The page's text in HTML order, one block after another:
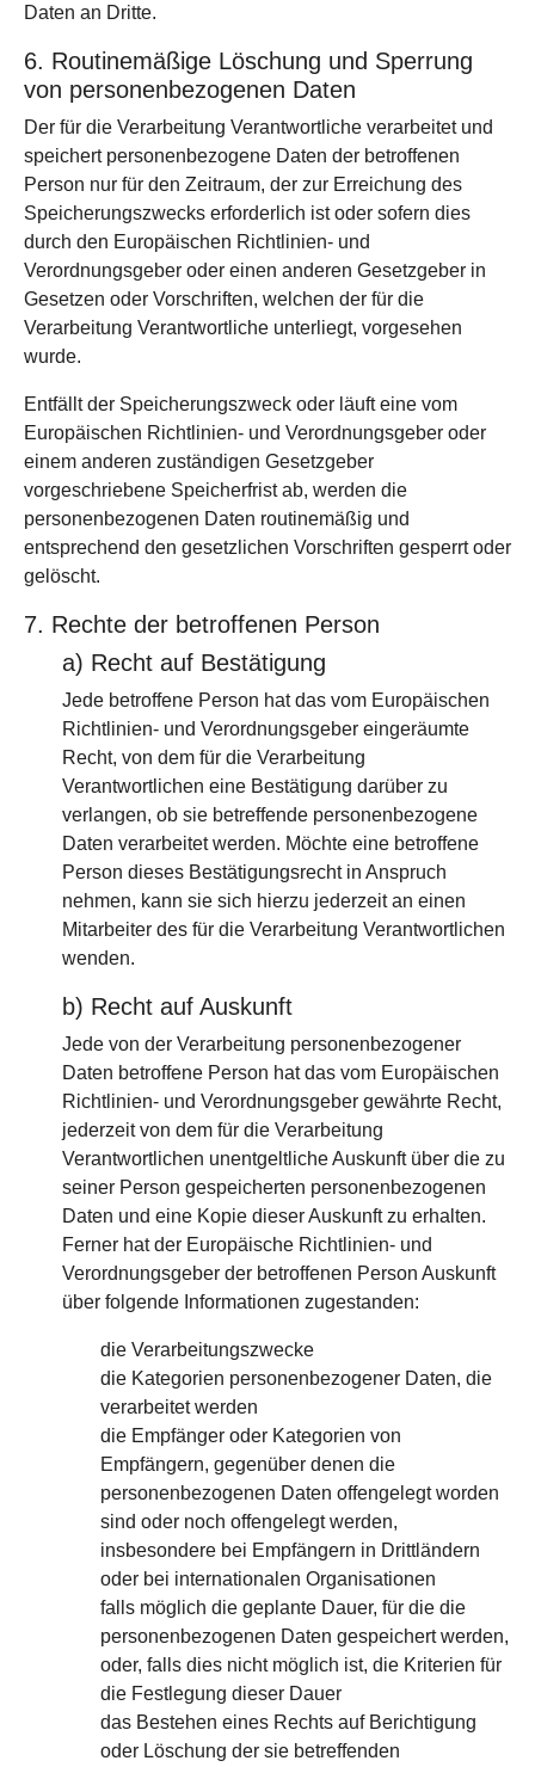
Daten an Dritte.
6. Routinemäßige Löschung und Sperrung
von personenbezogenen Daten
Der für die Verarbeitung Verantwortliche verarbeitet und
speichert personenbezogene Daten der betroffenen
Person nur für den Zeitraum, der zur Erreichung des
Speicherungszwecks erforderlich ist oder sofern dies
durch den Europäischen Richtlinien- und
Verordnungsgeber oder einen anderen Gesetzgeber in
Gesetzen oder Vorschriften, welchen der für die
Verarbeitung Verantwortliche unterliegt, vorgesehen
wurde.
Entfällt der Speicherungszweck oder läuft eine vom
Europäischen Richtlinien- und Verordnungsgeber oder
einem anderen zuständigen Gesetzgeber
vorgeschriebene Speicherfrist ab, werden die
personenbezogenen Daten routinemäßig und
entsprechend den gesetzlichen Vorschriften gesperrt oder
gelöscht.
7. Rechte der betroffenen Person
a) Recht auf Bestätigung
Jede betroffene Person hat das vom Europäischen
Richtlinien- und Verordnungsgeber eingeräumte
Recht, von dem für die Verarbeitung
Verantwortlichen eine Bestätigung darüber zu
verlangen, ob sie betreffende personenbezogene
Daten verarbeitet werden. Möchte eine betroffene
Person dieses Bestätigungsrecht in Anspruch
nehmen, kann sie sich hierzu jederzeit an einen
Mitarbeiter des für die Verarbeitung Verantwortlichen
wenden.
b) Recht auf Auskunft
Jede von der Verarbeitung personenbezogener
Daten betroffene Person hat das vom Europäischen
Richtlinien- und Verordnungsgeber gewährte Recht,
jederzeit von dem für die Verarbeitung
Verantwortlichen unentgeltliche Auskunft über die zu
seiner Person gespeicherten personenbezogenen
Daten und eine Kopie dieser Auskunft zu erhalten.
Ferner hat der Europäische Richtlinien- und
Verordnungsgeber der betroffenen Person Auskunft
über folgende Informationen zugestanden:
die Verarbeitungszwecke
die Kategorien personenbezogener Daten, die
verarbeitet werden
die Empfänger oder Kategorien von
Empfängern, gegenüber denen die
personenbezogenen Daten offengelegt worden
sind oder noch offengelegt werden,
insbesondere bei Empfängern in Drittländern
oder bei internationalen Organisationen
falls möglich die geplante Dauer, für die die
personenbezogenen Daten gespeichert werden,
oder, falls dies nicht möglich ist, die Kriterien für
die Festlegung dieser Dauer
das Bestehen eines Rechts auf Berichtigung
oder Löschung der sie betreffenden